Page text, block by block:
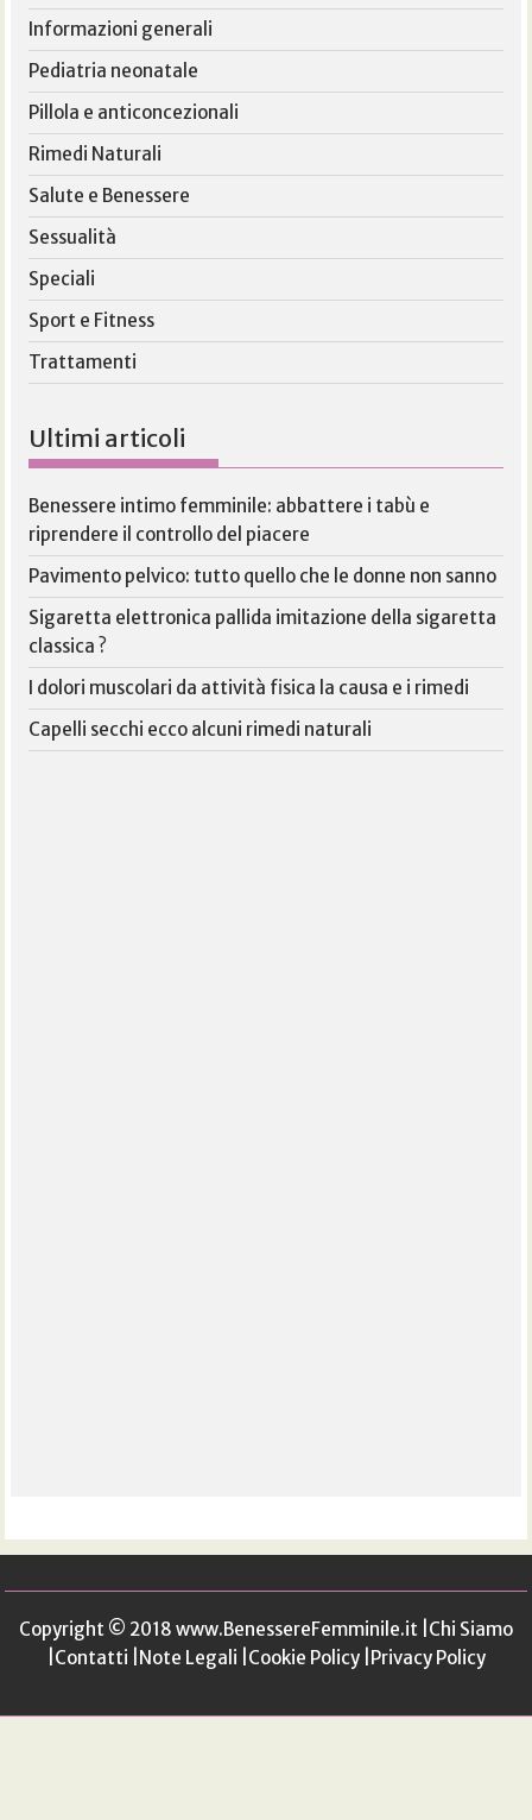
Informazioni generali
Pediatria neonatale
Pillola e anticoncezionali
Rimedi Naturali
Salute e Benessere
Sessualità
Speciali
Sport e Fitness
Trattamenti
Ultimi articoli
Benessere intimo femminile: abbattere i tabù e
riprendere il controllo del piacere
Pavimento pelvico: tutto quello che le donne non sanno
Sigaretta elettronica pallida imitazione della sigaretta
classica ?
I dolori muscolari da attività fisica la causa e i rimedi
Capelli secchi ecco alcuni rimedi naturali
Copyright © 2018 www.BenessereFemminile.it Chi Siamo
Contatti Note Legali Cookie Policy| Privacy Policy